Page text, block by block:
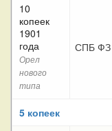
10
копеек
1901
года
Орел
нового
типа
СПБ ФЗ
5 копеек